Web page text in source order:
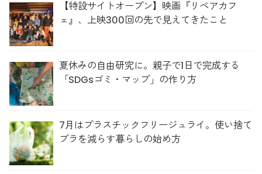
【特設サイトオープン】映画『リペアカフ
ェ』、上映300回の先で見えてきたこと
夏休みの自由研究に。親子で1日で完成する
「SDGsゴミ・マップ」の作り方
7月はプラスチックフリージュライ。使い捨て
プラを減らす暮らしの始め方